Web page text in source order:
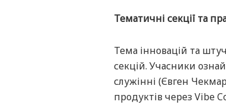
Тематичні секції та
Тема інновацій та
секцій. Учасники
служінні (Євген
продуктів через Vibe